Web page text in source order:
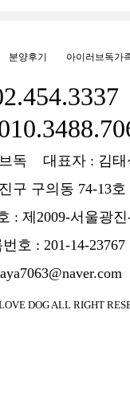
분양후기 아이러브독가
독 대표자 : 김태
구 구의동 74-13호
: 제2009-서울광진
호 : 201-14-23767
DOG ALL RIGHT